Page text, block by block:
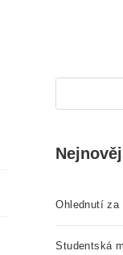
Ohlednutí za
Studentská